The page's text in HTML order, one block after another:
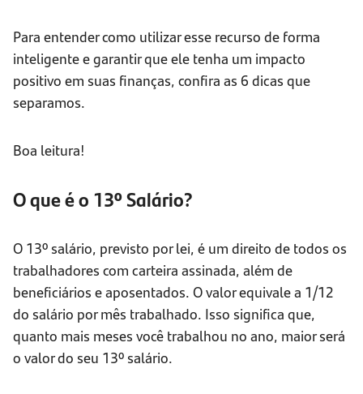
Para entender como utilizar esse recurso de forma
inteligente e garantir que ele tenha um impacto
positivo em suas finanças, confira as 6 dicas que
separamos.
Boa leitura!
O que é o 13º Salário?
O 13º salário, previsto por lei, é um direito de todos os
trabalhadores com carteira assinada, além de
beneficiários e aposentados. O valor equivale a 1/12
do salário por mês trabalhado. Isso significa que,
quanto mais meses você trabalhou no ano, maior será
o valor do seu 13º salário.